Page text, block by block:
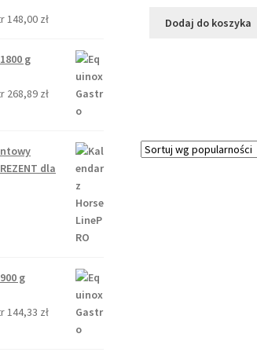
Dodaj do koszyka
148,00 zł
g
268,89 zł
dla
g
144,33 zł